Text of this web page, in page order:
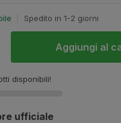
Spedito in 1-2 giorni
Aggiungi al
disponibili!
ufficiale